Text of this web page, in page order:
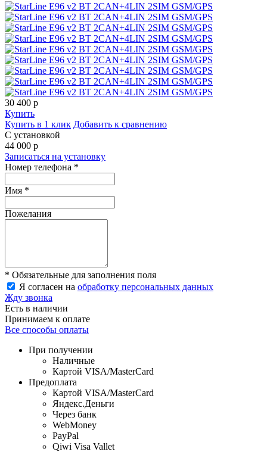
30 400 p
Купить
Купить в 1 клик Добавить к сравнению
С установкой
44 000 p
Записаться на установку
Номер телефона *
Имя *
Пожелания
* Обязательные для заполнения поля
Я согласен на обработку персональных данных
Жду звонка
Есть в наличии
Принимаем к оплате
Все способы оплаты
При получении
Наличные
Картой VISA/MasterCard
Предоплата
Картой VISA/MasterCard
Яндекс.Деньги
Через банк
WebMoney
PayPal
Qiwi Visa Vallet